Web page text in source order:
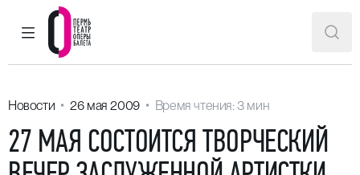
ГЛАВНОЕ МЕНЮ
Пермский театр оперы и балета
Новости 26 мая 2009 Время чтения: 3 мин
27 МАЯ СОСТОИТСЯ ТВОРЧЕСКИЙ